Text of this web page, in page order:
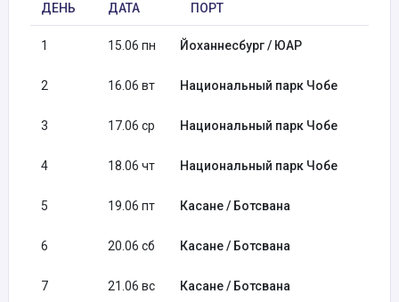
ДЕНЬ ДАТА ПОРТ
1 15.06 пн Йоханнесбург / ЮАР
2 16.06 вт Национальный парк Чобе
3 17.06 ср Национальный парк Чобе
4 18.06 чт Национальный парк Чобе
5 19.06 пт Касане / Ботсвана
6 20.06 сб Касане / Ботсвана
7 21.06 вс Касане / Ботсвана